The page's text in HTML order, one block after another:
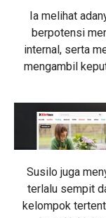
Ia melihat
berpotensi
internal, serta
mengambil
Susilo juga
terlalu sempit
kelompok